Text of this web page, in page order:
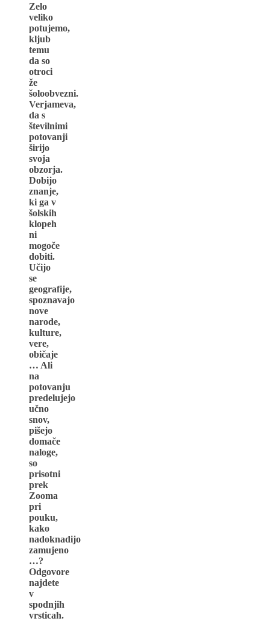
Zelo
veliko
potujemo,
kljub
temu
da so
otroci
že
šoloobvezni.
Verjameva,
da s
številnimi
potovanji
širijo
svoja
obzorja.
Dobijo
znanje,
ki ga v
šolskih
klopeh
ni
mogoče
dobiti.
Učijo
se
geografije,
spoznavajo
nove
narode,
kulture,
vere,
običaje
… Ali
na
potovanju
predelujejo
učno
snov,
pišejo
domače
naloge,
so
prisotni
prek
Zooma
pri
pouku,
kako
nadoknadijo
zamujeno
…?
Odgovore
najdete
v
spodnjih
vrsticah.